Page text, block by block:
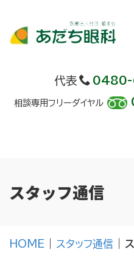
代表
相談専用フリーダイヤル
スタッフ通信
HOME スタッフ通信